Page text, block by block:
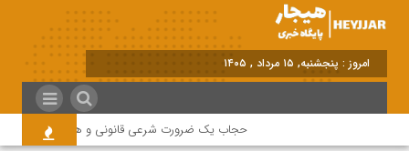
امروز : پنجشنبه, ۱۵ مرداد , ۱۴۰۵
حجاب یک ضرورت شرعی قانونی و همه در این